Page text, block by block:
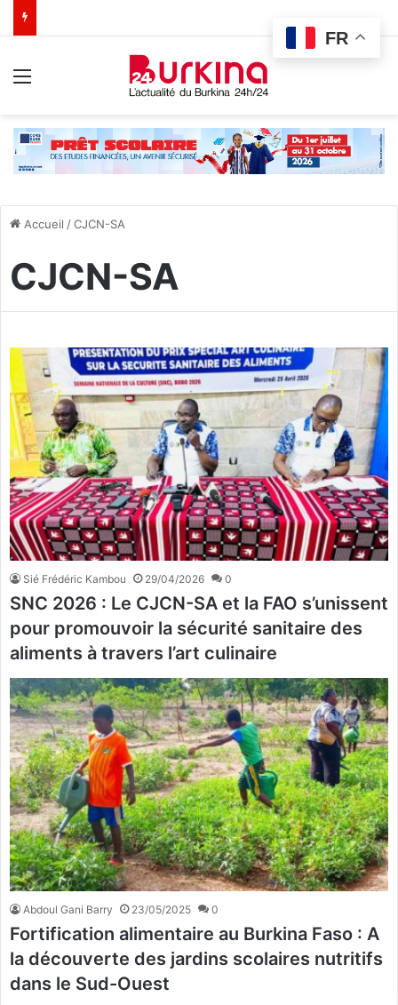
Accueil /CJCN-SA
CJCN-SA
Sié Frédéric Kambou 29/04/2026 0
SNC 2026 : Le CJCN-SA et la FAO s’unissent
pour promouvoir la sécurité sanitaire des
aliments à travers l’art culinaire
Abdoul Gani Barry 23/05/2025 0
Fortification alimentaire au Burkina Faso : A
la découverte des jardins scolaires nutritifs
dans le Sud-Ouest
FR